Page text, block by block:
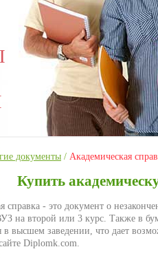
документы / Академическая
Купить
справка - это документ о
на второй или 3 курс. Также в
в высшем заведении, что дает
Diplomk.com.